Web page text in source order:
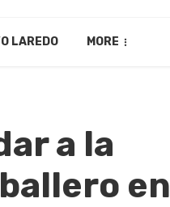
LAREDO MORE
a la
en